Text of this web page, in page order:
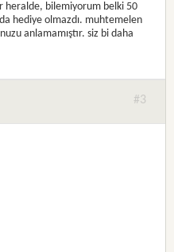
heralde, bilemiyorum belki 50
hediye olmazdı. muhtemelen
anlamamıştır. siz bi daha
#3